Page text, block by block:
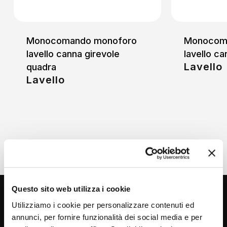
Questo sito web utilizza i cookie
Utilizziamo i cookie per personalizzare contenuti ed
annunci, per fornire funzionalità dei social media e per
Monocomando monoforo
lavello canna girevole
quadra
Lavello
lavello
Lavello